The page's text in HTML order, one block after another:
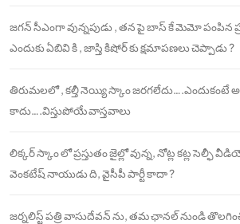
జగన్ సీఎంగా వున్నపుడు , తన పై బాస్ కే మెమో పంపిన
ఎందుకు ఏబివి కి , జాస్తి కిషోర్ కు క్షమాపణలు చెప్పాడు ?
తిరుమలలో , కల్తీ నెయ్యి స్కాం జరగలేదు….ఎందుకంటే
కాదు….విస్తుపోయే వాస్తవాలు
లిక్కర్ స్కాం లో ప్రస్తుతం జైల్లో వున్న, నోట్ల కట్ల
వెంకటేష్ నాయుడు ది, వైసీపీ పార్టీ కాదా ?
జర్నలిస్ట్ పత్రి వాసుదేవన్ ను, తమ ఛానల్ నుండి